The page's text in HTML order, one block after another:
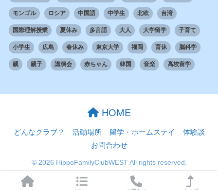
モンゴル ロシア 中国語 中学生 北欧 台湾
国際理解授業 夏休み 多言語 大人 大学留学 子育て
小学生 広島 春休み 東京大学 福岡 育休 脳科学
親 親子 講演会 赤ちゃん 韓国 音楽 高校留学
HOME
どんなクラブ？ 活動場所 留学・ホームステイ
体験談
お問合わせ
© 2026 HippoFamilyClubWEST All rights reserved.